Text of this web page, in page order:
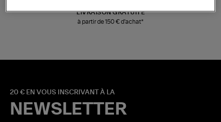
LIVRAISON GRATUITE
à partir de 150 € d'achat*
20 € EN VOUS INSCRIVANT À LA
NEWSLETTER